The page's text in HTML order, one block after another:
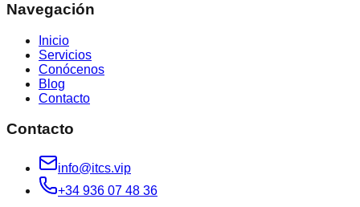
Navegación
Inicio
Servicios
Conócenos
Blog
Contacto
Contacto
info@itcs.vip
+34 936 07 48 36